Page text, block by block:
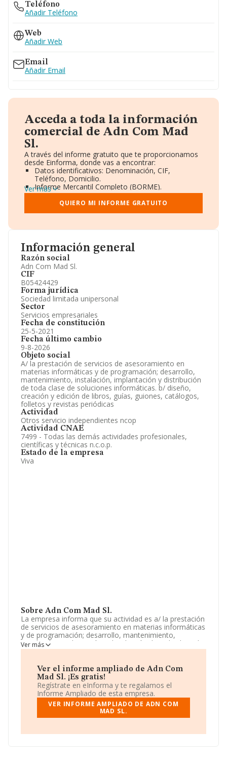
Información general
Razón social
Adn Com Mad Sl.
CIF
B05424429
Forma jurídica
Sociedad limitada unipersonal
Sector
Servicios empresariales
Fecha de constitución
25-5-2021
Fecha último cambio
9-8-2026
Objeto social
A/ la prestación de servicios de asesoramiento en
materias informáticas y de programación; desarrollo,
mantenimiento, instalación, implantación y distribución
de toda clase de soluciones informáticas. b/ diseño,
creación y edición de libros, guías, guiones, catálogos,
folletos y revistas periódicas
Actividad
Otros servicio independientes ncop
Actividad CNAE
7499 - Todas las demás actividades profesionales,
científicas y técnicas n.c.o.p.
Estado de la empresa
Viva
Sobre Adn Com Mad Sl.
La empresa informa que su actividad es a/ la prestación
de servicios de asesoramiento en materias informáticas
y de programación; desarrollo, mantenimiento,
instalación, implantación y distribución de toda clase de
soluciones informáticas. b/ diseño, creación y edición de
periódicas. La empresa es una Sociedad Limitada.
Clasifica su actividad CNAE como '%cnae%', código
7499. La empresa no tiene actividad en mercados
exteriores.
En el último año el número de empleados ha
permanecido igual y teniendo en cuenta la información
de empleados inferior a la media de sector.
Ver más
Ver el informe ampliado de Adn Com
Mad Sl. ¡Es gratis!
Regístrate en eInforma y te regalamos el
Informe Ampliado de esta empresa.
VER INFORME AMPLIADO DE ADN COM
MAD SL.
Teléfono
Añadir Teléfono
Web
Añadir Web
Email
Añadir Email
Acceda a toda la información
comercial de Adn Com Mad
Sl.
A través del informe gratuito que te proporcionamos
desde Einforma, donde vas a encontrar:
Datos identificativos: Denominación, CIF,
Teléfono, Domicilio.
Informe Mercantil Completo (BORME).
Gráficos de Evolución Ventas y Empleados.
Consejo de Administración y Administradores.
Directivos y Ejecutivos.
Información oficial y registral complementaria.
Ver más
QUIERO MI INFORME GRATUITO